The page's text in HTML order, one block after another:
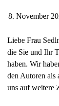
8. November
Liebe Frau
die Sie und Ihr
haben. Wir
den Autoren als
uns auf weitere